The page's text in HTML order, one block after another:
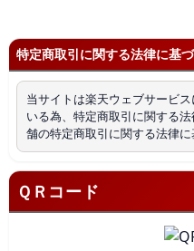
特定商取引に関する法律に基
当サイトは楽天ウェブサービ
いる為、特定商取引に関する
舗の特定商取引に関する法律に
ＱＲコード